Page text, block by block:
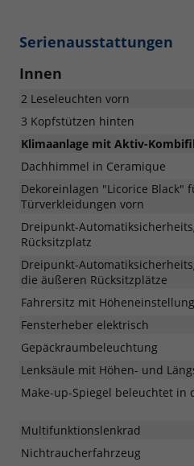
Serienausstattungen
Innen
2 Leseleuchten vorn
3 Kopfstützen hinten
Klimaanlage mit Aktiv-
Dachhimmel in Ceramique
Dekoreinlagen "Licorice
Türverkleidungen vorn
Dreipunkt-
Rücksitzplatz
Dreipunkt-
die äußeren Rücksitzplätze
Fahrersitz mit Höheneinstellung
Fensterheber elektrisch
Gepäckraumbeleuchtung
Lenksäule mit Höhen- und
Make-up-Spiegel beleuchtet in
Multifunktionslenkrad
Nichtraucherfahrzeug